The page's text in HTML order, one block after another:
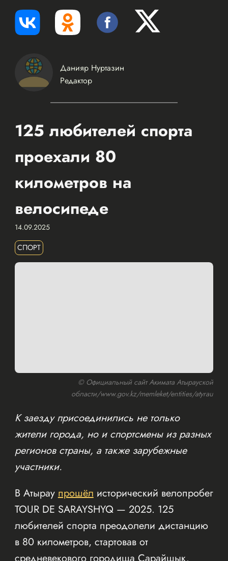
Данияр Нуртазин
Редактор
125 любителей спорта
проехали 80
километров на
велосипеде
14.09.2025
СПОРТ
© Официальный сайт Акимата Атырауской
области/www.gov.kz/memleket/entities/atyrau
К заезду присоединились не только
жители города, но и спортсмены из разных
регионов страны, а также зарубежные
участники.
В Атыраупрошёлисторический велопробег
TOUR DE SARAYSHYQ — 2025. 125
любителей спорта преодолели дистанцию
в 80 километров, стартовав от